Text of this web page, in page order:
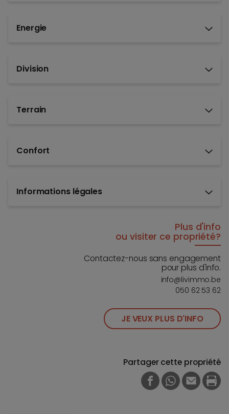
Energie
Division
Terrain
Confort
Informations légales
Plus d'info
ou visiter ce propriété?
Contactez-nous sans engagement
pour plus d'info.
info@livimmo.be
050 62 53 62
JE VEUX PLUS D'INFO
Partager cette propriété
FACEBOOK
WHATSAPP
E-MAIL